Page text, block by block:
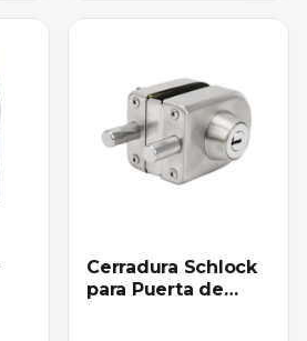
Cerradura Schlock
para Puerta de